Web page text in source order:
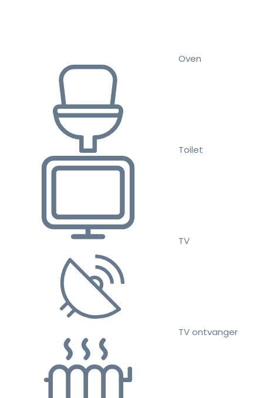
Oven
Toilet
TV
TV ontvanger